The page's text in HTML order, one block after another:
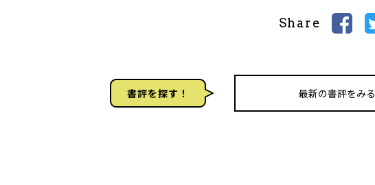
Share
書評を探す！ 最新の書評をみる